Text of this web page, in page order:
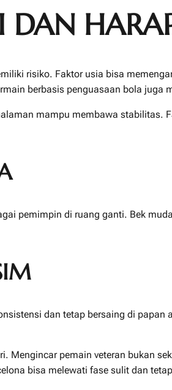
risiko. Faktor usia bisa
berbasis penguasaan bola juga
mampu membawa
pemimpin di ruang ganti. Bek
dan tetap bersaing di
Mengincar pemain veteran bukan
bisa melewati fase sulit dan